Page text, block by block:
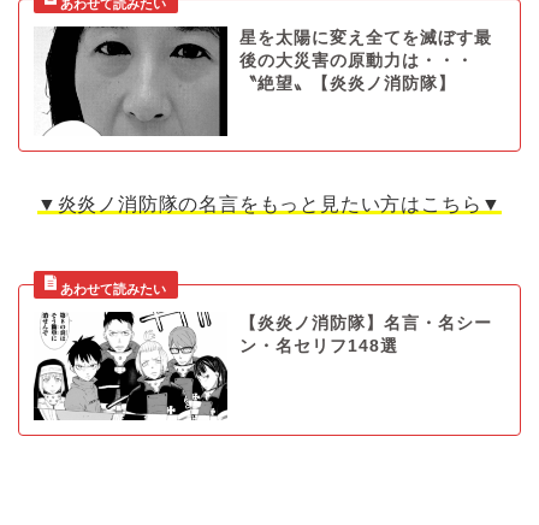
星を太陽に変え全てを滅ぼす最
後の大災害の原動力は・・・
〝絶望〟【炎炎ノ消防隊】
▼炎炎ノ消防隊の名言をもっと見たい方はこちら▼
【炎炎ノ消防隊】名言・名シー
ン・名セリフ148選